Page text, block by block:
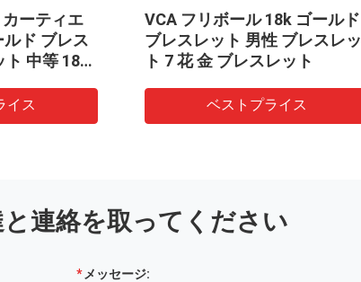
ーティエ
ド ブレス
ト 中等 18k
イス
VCA フリボール 18k ゴールド
ブレスレット 男性 ブレスレッ
ト 7 花 金 ブレスレット
ベストプライス
連絡を取ってください
メッセージ: